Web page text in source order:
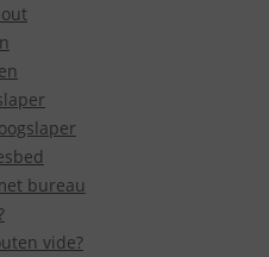
bureau
vide?